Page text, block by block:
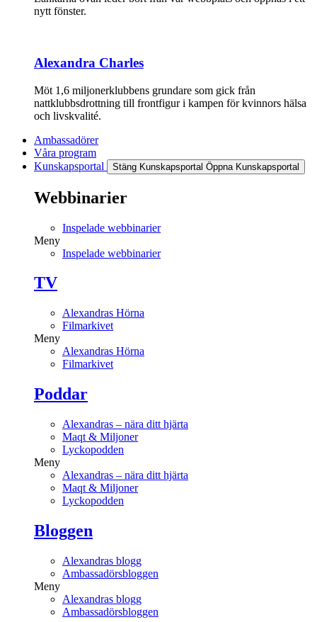
nytt fönster.
Alexandra Charles
Möt 1,6 miljonerklubbens grundare som gick från
nattklubbsdrottning till frontfigur i kampen för kvinnors hälsa
och livskvalité.
Ambassadörer
Våra program
Kunskapsportal
Stäng Kunskapsportal Öppna Kunskapsportal
Webbinarier
Inspelade webbinarier
Meny
Inspelade webbinarier
TV
Alexandras Hörna
Filmarkivet
Meny
Alexandras Hörna
Filmarkivet
Poddar
Alexandras – nära ditt hjärta
Maqt & Miljoner
Lyckopodden
Meny
Alexandras – nära ditt hjärta
Maqt & Miljoner
Lyckopodden
Bloggen
Alexandras blogg
Ambassadörsbloggen
Meny
Alexandras blogg
Ambassadörsbloggen